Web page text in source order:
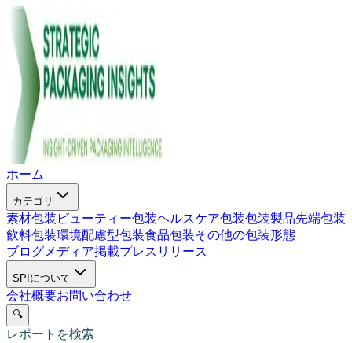
ホーム
カテゴリ
素材包装 ビューティー包装ヘルスケア包装包装製品先端包装
飲料包装環境配慮型包装食品包装その他の包装形態
ブログメディア掲載プレスリリース
SPIについて
会社概要お問い合わせ
🔍
レポートを検索